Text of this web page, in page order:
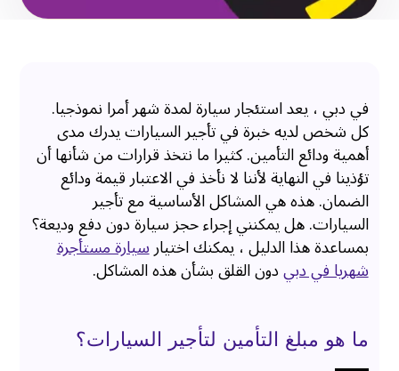
في دبي ، يعد استئجار سيارة لمدة شهر أمرا نموذجيا.
كل شخص لديه خبرة في تأجير السيارات يدرك مدى
أهمية ودائع التأمين. كثيرا ما نتخذ قرارات من شأنها أن
تؤذينا في النهاية لأننا لا نأخذ في الاعتبار قيمة ودائع
الضمان. هذه هي المشاكل الأساسية مع تأجير
السيارات. هل يمكنني إجراء حجز سيارة دون دفع وديعة؟
بمساعدة هذا الدليل ، يمكنك اختيارسيارة مستأجرة
شهريا في دبيدون القلق بشأن هذه المشاكل.
ما هو مبلغ التأمين لتأجير السيارات؟